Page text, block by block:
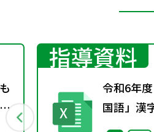
指導資料
令和6年
国語」漢